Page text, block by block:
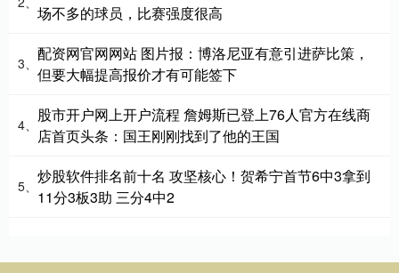
场不多的球员，比赛强度很高
3、
配资网官网网站 图片报：博洛尼亚有意引进萨比策，
但要大幅提高报价才有可能签下
4、
股市开户网上开户流程 詹姆斯已登上76人官方在线商
店首页头条：国王刚刚找到了他的王国
5、
炒股软件排名前十名 攻坚核心！贺希宁首节6中3拿到
11分3板3助 三分4中2